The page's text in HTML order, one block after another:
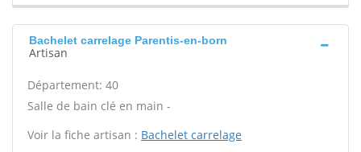
Bachelet carrelage Parentis-en-born
Artisan
Département: 40
Salle de bain clé en main -
Voir la fiche artisan : Bachelet carrelage